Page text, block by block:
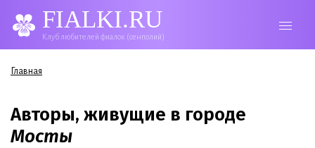
FIALKI.RU
Клуб любителей фиалок (сенполий)
Вы здесь
Главная
Авторы, живущие в городе
Мосты